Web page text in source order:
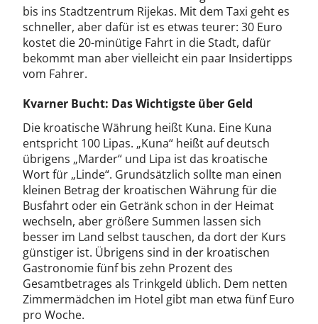
bis ins Stadtzentrum Rijekas. Mit dem Taxi geht es
schneller, aber dafür ist es etwas teurer: 30 Euro
kostet die 20-minütige Fahrt in die Stadt, dafür
bekommt man aber vielleicht ein paar Insidertipps
vom Fahrer.
Kvarner Bucht: Das Wichtigste über Geld
Die kroatische Währung heißt Kuna. Eine Kuna
entspricht 100 Lipas. „Kuna“ heißt auf deutsch
übrigens „Marder“ und Lipa ist das kroatische
Wort für „Linde“. Grundsätzlich sollte man einen
kleinen Betrag der kroatischen Währung für die
Busfahrt oder ein Getränk schon in der Heimat
wechseln, aber größere Summen lassen sich
besser im Land selbst tauschen, da dort der Kurs
günstiger ist. Übrigens sind in der kroatischen
Gastronomie fünf bis zehn Prozent des
Gesamtbetrages als Trinkgeld üblich. Dem netten
Zimmermädchen im Hotel gibt man etwa fünf Euro
pro Woche.